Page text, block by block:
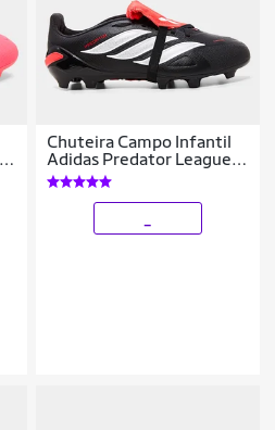
Chuteira Campo Infantil
Adidas Predator League
Língua Dobrável